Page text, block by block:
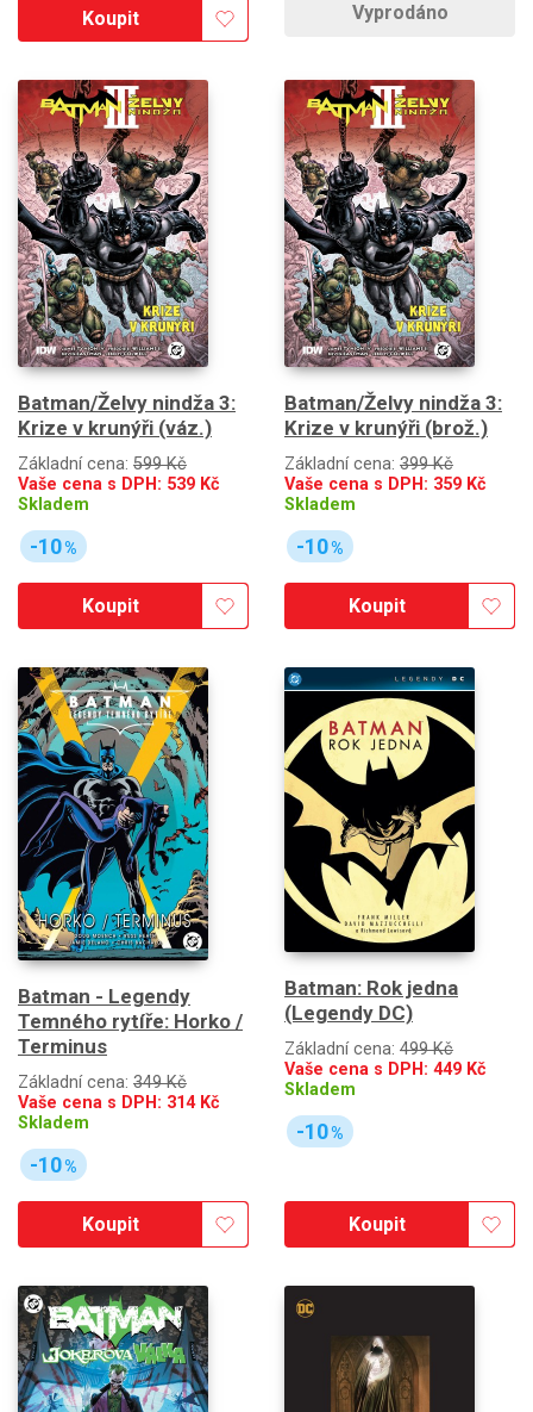
Koupit Vyprodáno
Batman/Želvy nindža 3:
Krize v krunýři (váz.)
Základní cena: 599 Kč
Vaše cena s DPH: 539 Kč
Skladem
-10%
Koupit
Batman/Želvy nindža 3:
Krize v krunýři (brož.)
Základní cena: 399 Kč
Vaše cena s DPH: 359 Kč
Skladem
-10%
Koupit
Batman - Legendy
Temného rytíře: Horko /
Terminus
Základní cena: 349 Kč
Vaše cena s DPH: 314Kč
Skladem
-10%
Koupit
Batman: Rok jedna
(Legendy DC)
Základní cena: 499 Kč
Vaše cena s DPH: 449 Kč
Skladem
-10%
Koupit